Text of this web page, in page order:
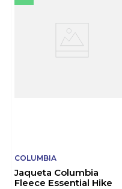
COLUMBIA
Jaqueta Columbia
Fleece Essential Hike